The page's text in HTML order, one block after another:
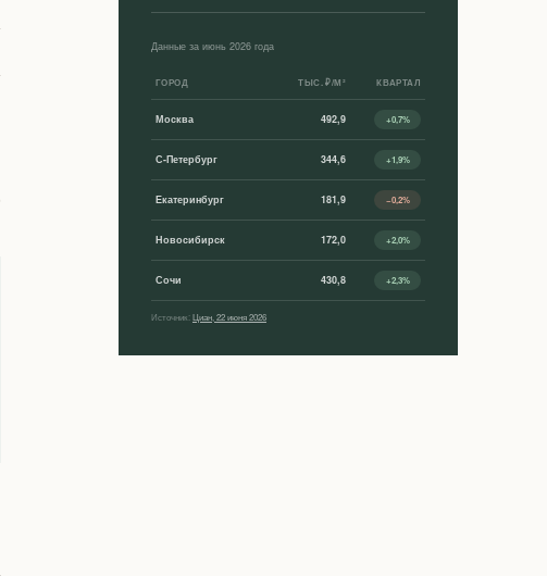
Данные за июнь 2026 года
ГОРОД ТЫС. ₽/М² КВАРТАЛ
Москва 492,9 +0,7%
С-Петербург 344,6 +1,9%
Екатеринбург 181,9 −0,2%
Новосибирск 172,0 +2,0%
Сочи 430,8 +2,3%
Источник:Циан, 22 июня 2026